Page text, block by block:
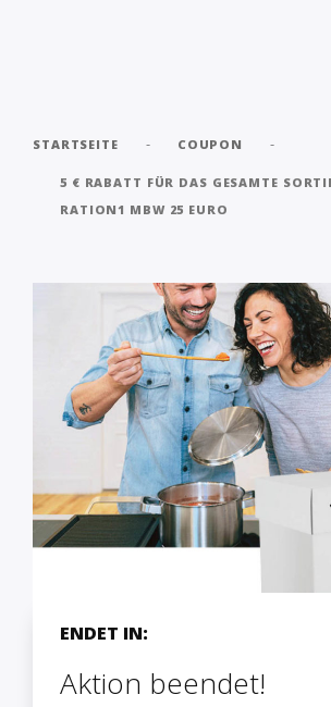
STARTSEITE - COUPON -
5 € RABATT FÜR DAS GESAMTE
RATION1 MBW 25 EURO
ENDET IN:
Aktion beendet!